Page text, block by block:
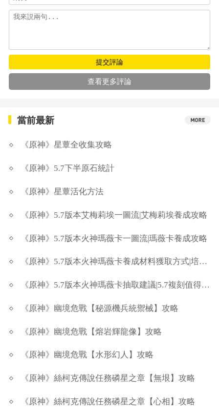
提交評論
查看更多評論
當前最新
《原神》星蕈全收集攻略
《原神》5.7下半原石統計
《原神》星蕈活化方法
《原神》5.7版本艾梅莉埃一圖流|艾梅莉埃養成攻略
《原神》5.7版本火神瑪薇卡一圖流|瑪薇卡養成攻略
《原神》5.7版本火神瑪薇卡養成材料獲取方式|培育素材收集方法
《原神》5.7版本火神瑪薇卡抽取建議|5.7複刻值得抽嗎
《原神》幽境危戰【秘源機兵統禦械】攻略
《原神》幽境危戰【熔岩輝龍像】攻略
《原神》幽境危戰【水形幻人】攻略
《原神》絲柯克傳說任務磷星之章【無垠】攻略
《原神》絲柯克傳說任務磷星之章【心相】攻略